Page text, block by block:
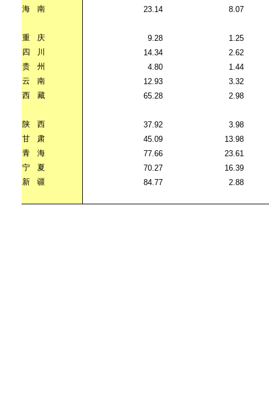
海
南 23.14 8.07
重 庆 9.28
1.25
四
川 14.34
2.62
贵
州 4.80
1.44
云
南 12.93
3.32
西
藏 65.28 2.98
陕 西 37.92
3.98
甘
肃 45.09
13.98
青
海 77.66
23.61
宁
夏 70.27
16.39
新
疆 84.77 2.88